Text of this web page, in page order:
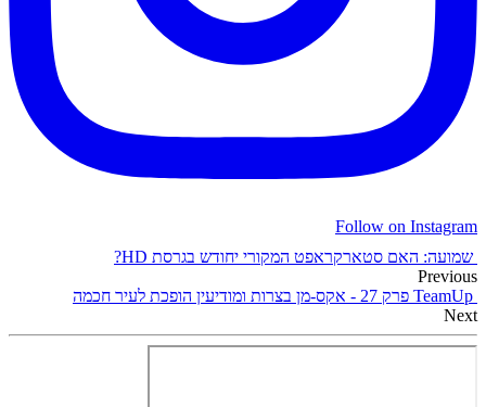
Follow on Instagram
שמועה: האם סטארקראפט המקורי יחודש בגרסת HD?
Previous
TeamUp פרק 27 - אקס-מן בצרות ומודיעין הופכת לעיר חכמה
Next